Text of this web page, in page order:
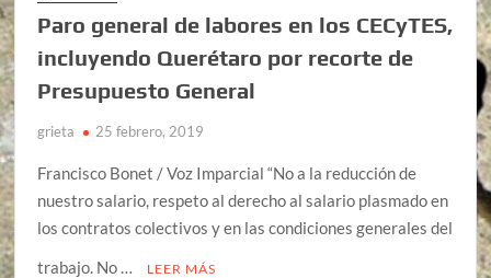
Paro general de labores en los CECyTES,
incluyendo Querétaro por recorte de
Presupuesto General
grieta 25 febrero, 2019
Francisco Bonet / Voz Imparcial “No a la reducción de
nuestro salario, respeto al derecho al salario plasmado en
los contratos colectivos y en las condiciones generales del
trabajo. No …
LEER MÁS